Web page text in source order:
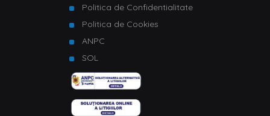
Politica de Confidentialitate
Politica de Cookies
ANPC
SOL